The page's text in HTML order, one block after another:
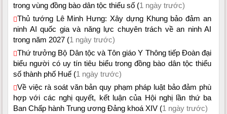
trong vùng đồng bào dân tộc thiểu số (1 ngày trước)
Thủ tướng Lê Minh Hưng: Xây dựng Khung bảo đảm an
ninh AI quốc gia và năng lực chuyên trách về an ninh AI
trong năm 2027 (1 ngày trước)
Thứ trưởng Bộ Dân tộc và Tôn giáo Y Thông tiếp Đoàn đại
biểu người có uy tín tiêu biểu trong đồng bào dân tộc thiểu
số thành phố Huế (1 ngày trước)
Về việc rà soát văn bản quy phạm pháp luật bảo đảm phù
hợp với các nghị quyết, kết luận của Hội nghị lần thứ ba
Ban Chấp hành Trung ương Đảng khoá XIV (1 ngày trước)